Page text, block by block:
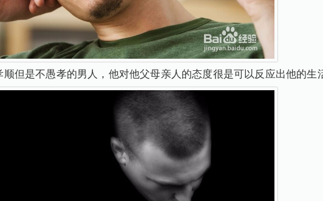
顺但是不愚孝的男人，他对他父母亲人的态度很是可以反应出他的